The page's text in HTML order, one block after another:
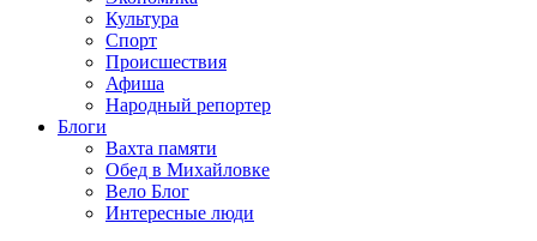
Культура
Спорт
Происшествия
Афиша
Народный репортер
Блоги
Вахта памяти
Обед в Михайловке
Вело Блог
Интересные люди